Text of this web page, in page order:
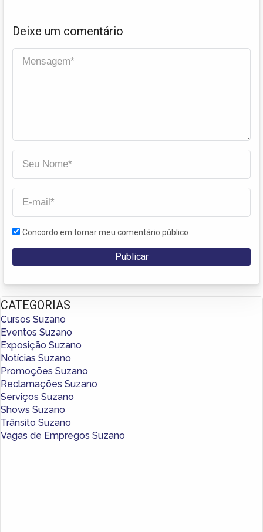
Deixe um comentário
Concordo em tornar meu comentário público
CATEGORIAS
Cursos Suzano
Eventos Suzano
Exposição Suzano
Notícias Suzano
Promoções Suzano
Reclamações Suzano
Serviços Suzano
Shows Suzano
Trânsito Suzano
Vagas de Empregos Suzano